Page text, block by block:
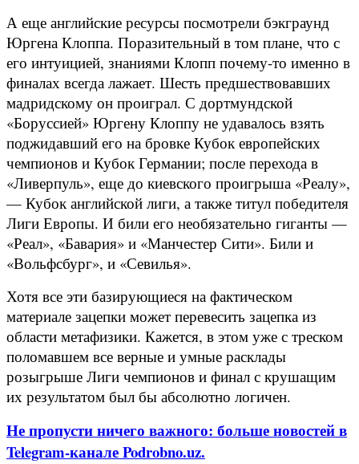
А еще английские ресурсы посмотрели бэкграунд
Юргена Клоппа. Поразительный в том плане, что с
его интуицией, знаниями Клопп почему-то именно в
финалах всегда лажает. Шесть предшествовавших
мадридскому он проиграл. С дортмундской
«Боруссией» Юргену Клоппу не удавалось взять
поджидавший его на бровке Кубок европейских
чемпионов и Кубок Германии; после перехода в
«Ливерпуль», еще до киевского проигрыша «Реалу»,
— Кубок английской лиги, а также титул победителя
Лиги Европы. И били его необязательно гиганты —
«Реал», «Бавария» и «Манчестер Сити». Били и
«Вольфсбург», и «Севилья».
Хотя все эти базирующиеся на фактическом
материале зацепки может перевесить зацепка из
области метафизики. Кажется, в этом уже с треском
поломавшем все верные и умные расклады
розыгрыше Лиги чемпионов и финал с крушащим
их результатом был бы абсолютно логичен.
Не пропусти ничего важного: больше новостей в
Telegram-канале Podrobno.uz.